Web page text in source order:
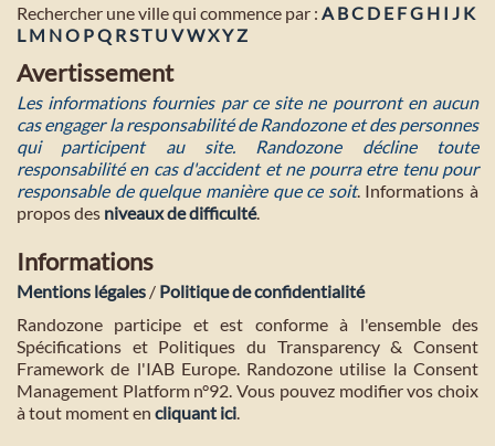
Rechercher une ville qui commence par : A BC D E FG H I J K
L M NO PQ RST U VWXYZ
Avertissement
Les informations fournies par ce site ne pourront en aucun
cas engager la responsabilité de Randozone et des personnes
qui participent au site. Randozone décline toute
responsabilité en cas d'accident et ne pourra etre tenu pour
responsable de quelque manière que ce soit. Informations à
propos des niveaux de difficulté.
Informations
Mentions légales / Politique de confidentialité
Randozone participe et est conforme à l'ensemble des
Spécifications et Politiques du Transparency & Consent
Framework de l'IAB Europe. Randozone utilise la Consent
Management Platform n°92. Vous pouvez modifier vos choix
à tout moment en cliquant ici.